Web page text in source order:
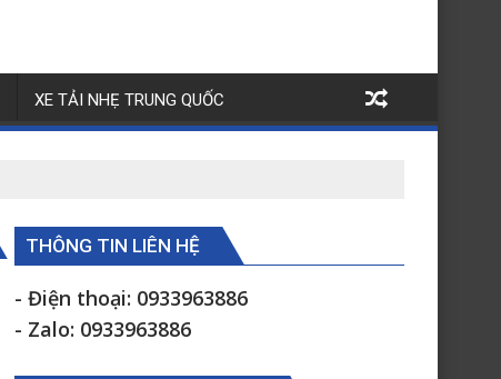
XE TẢI NHẸ TRUNG QUỐC
THÔNG TIN LIÊN HỆ
- Điện thoại: 0933963886
- Zalo: 0933963886